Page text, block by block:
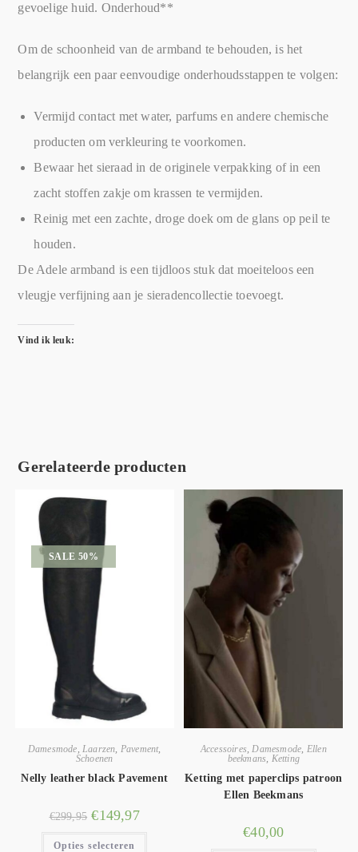
gevoelige huid. Onderhoud**
Om de schoonheid van de armband te behouden, is het
belangrijk een paar eenvoudige onderhoudsstappen te volgen:
Vermijd contact met water, parfums en andere chemische
producten om verkleuring te voorkomen.
Bewaar het sieraad in de originele verpakking of in een
zacht stoffen zakje om krassen te vermijden.
Reinig met een zachte, droge doek om de glans op peil te
houden.
De Adele armband is een tijdloos stuk dat moeiteloos een
vleugje verfijning aan je sieradencollectie toevoegt.
Vind ik leuk:
Gerelateerde producten
SALE 50%
Damesmode Laarzen Pavement,
Schoenen
Nelly leather black Pavement
€299,95 €149,97
Opties selecteren
Accessoires Damesmode Ellen
beekmans
Ketting
Ketting met paperclips patroon
Ellen Beekmans
€40,00